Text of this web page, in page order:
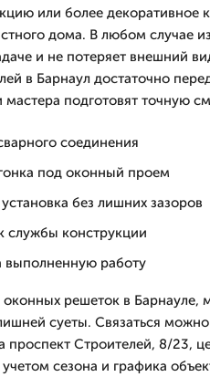
или более декоративное
дома. В любом случае
и не потеряет внешний
в Барнаул достаточно
подготовят точную
соединения
под оконный проем
без лишних зазоров
службы конструкции
выполненную работу
решеток в Барнауле,
суеты. Связаться
Строителей, 8/23,
сезона и графика